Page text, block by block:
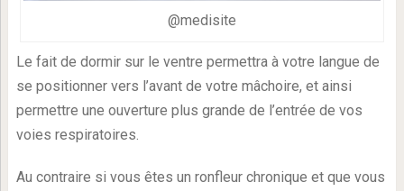
@medisite
Le fait de dormir sur le ventre permettra à votre langue de
se positionner vers l’avant de votre mâchoire, et ainsi
permettre une ouverture plus grande de l’entrée de vos
voies respiratoires.
Au contraire si vous êtes un ronfleur chronique et que vous